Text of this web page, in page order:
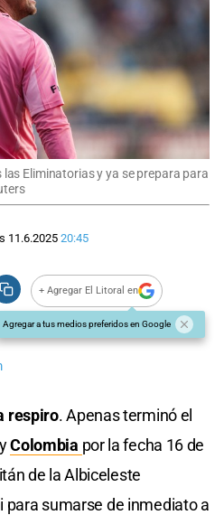
Eliminatorias y ya se prepara para
11.6.202520:45
+ Agregar El Litoral en
Agregar a tus medios preferidos en Google
respiro. Apenas terminó el
yColombia por la fecha 16 de
de la Albiceleste
sumarse de inmediato a